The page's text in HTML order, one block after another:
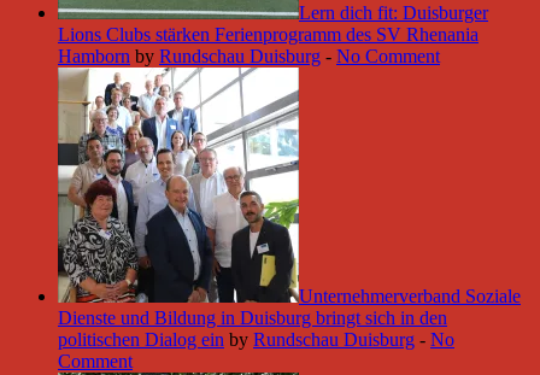
Lern dich fit: Duisburger
Lions Clubs stärken Ferienprogramm des SV Rhenania
Hamborn by Rundschau Duisburg - No Comment
Unternehmerverband Soziale
Dienste und Bildung in Duisburg bringt sich in den
politischen Dialog ein by Rundschau Duisburg - No
Comment